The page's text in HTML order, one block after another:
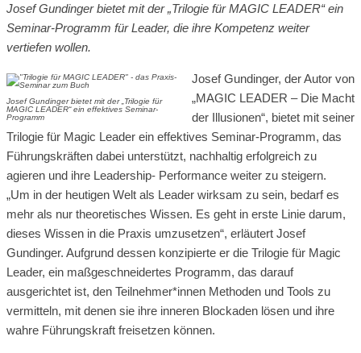
Josef Gundinger bietet mit der „Trilogie für MAGIC LEADER“ ein
Seminar-Programm für Leader, die ihre Kompetenz weiter
vertiefen wollen.
Josef Gundinger bietet mit der „Trilogie für
MAGIC LEADER“ ein effektives Seminar-
Programm
Josef Gundinger, der Autor von
„MAGIC LEADER – Die Macht
der Illusionen“, bietet mit seiner
Trilogie für Magic Leader ein effektives Seminar-Programm, das
Führungskräften dabei unterstützt, nachhaltig erfolgreich zu
agieren und ihre Leadership- Performance weiter zu steigern.
„Um in der heutigen Welt als Leader wirksam zu sein, bedarf es
mehr als nur theoretisches Wissen. Es geht in erste Linie darum,
dieses Wissen in die Praxis umzusetzen“, erläutert Josef
Gundinger. Aufgrund dessen konzipierte er die Trilogie für Magic
Leader, ein maßgeschneidertes Programm, das darauf
ausgerichtet ist, den Teilnehmer*innen Methoden und Tools zu
vermitteln, mit denen sie ihre inneren Blockaden lösen und ihre
wahre Führungskraft freisetzen können.